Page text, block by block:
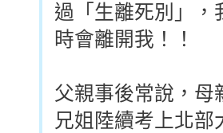
過「生離死別」，
時會離開我！！
父親事後常說，母
兄姐陸續考上北